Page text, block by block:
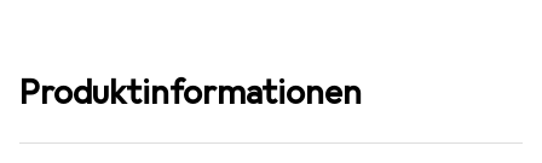
Produktinformationen